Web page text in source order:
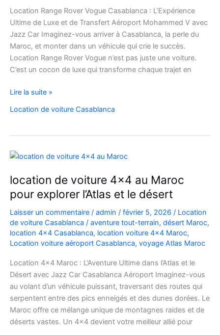
Location Range Rover Vogue Casablanca : L’Expérience
Ultime de Luxe et de Transfert Aéroport Mohammed V avec
Jazz Car Imaginez-vous arriver à Casablanca, la perle du
Maroc, et monter dans un véhicule qui crie le succès.
Location Range Rover Vogue n’est pas juste une voiture.
C’est un cocon de luxe qui transforme chaque trajet en
Location
Rover
Casablanca
Lire la suite »
Location de voiture Casablanca
location de voiture 4×4 au Maroc
pour explorer l’Atlas et le désert
Laisser un commentaire / admin / février 5, 2026 / Location
de voiture Casablanca / aventure tout-terrain, désert Maroc,
location 4x4 Casablanca, location voiture 4x4 Maroc,
Location voiture aéroport Casablanca, voyage Atlas Maroc
Location 4×4 Maroc : L’Aventure Ultime dans l’Atlas et le
Désert avec Jazz Car Casablanca Aéroport Imaginez-vous
au volant d’un véhicule puissant, traversant des routes qui
serpentent entre des pics enneigés et des dunes dorées. Le
Maroc offre ce mélange unique de montagnes raides et de
déserts vastes. Un 4×4 devient votre meilleur allié pour